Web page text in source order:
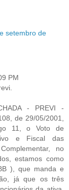
setembro de
PM
- PREVI -
de 29/05/2001,
11, o Voto de
e Fiscal das
no
estamos como
), que manda e
já que os três